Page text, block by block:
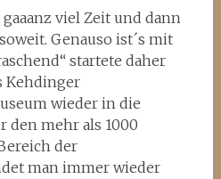
viel Zeit und dann
Genauso ist´s mit
startete daher
Kehdinger
wieder in die
den mehr als 1000
der
man immer wieder